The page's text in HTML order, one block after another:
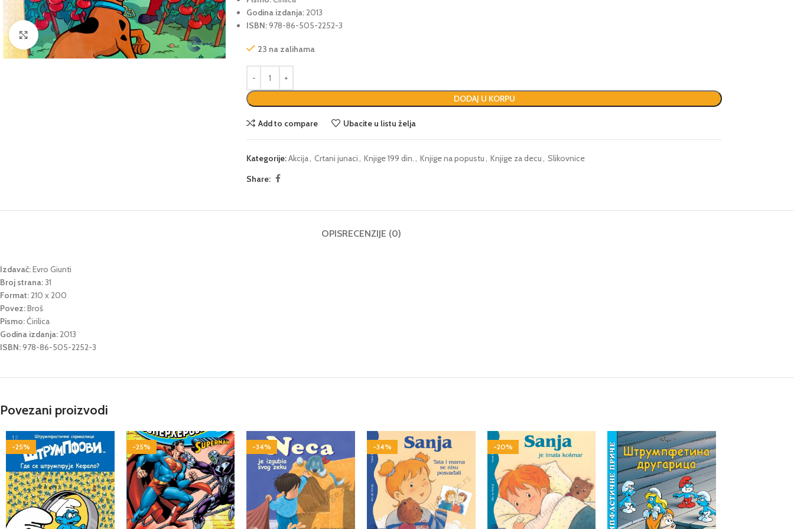
Click to enlarge
Godina izdanja:2013
ISBN:978-86-505-2252-3
23 na zalihama
DODAJ U KORPU
Add to compare Ubacite u listu želja
Kategorije:Akcija, Crtani junaci, Knjige 199 din., Knjige na popustu, Knjige za decu, Slikovnice
Share:
OPISRECENZIJE (0)
Izdavač:Evro Giunti
Broj strana:31
Format:210 x 200
Povez:Broš
Pismo:Ćirilica
Godina izdanja:2013
ISBN:978-86-505-2252-3
Povezani proizvodi
-25% -25% -34% -34% -20%